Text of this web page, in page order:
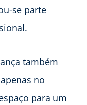
se parte
também
no
para um